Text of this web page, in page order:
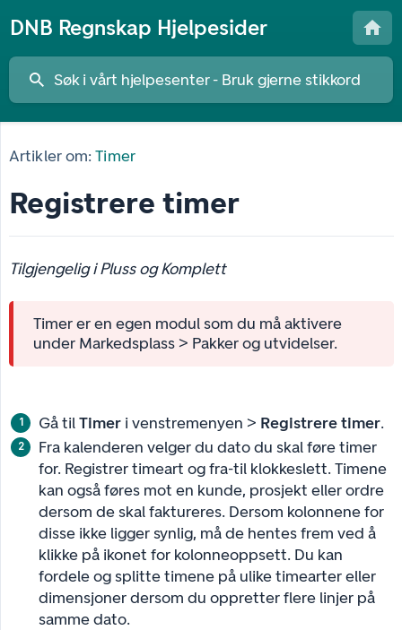
DNB Regnskap Hjelpesider
Artikler om: Timer
Registrere timer
Tilgjengelig i Pluss og Komplett
Timer er en egen modul som du må aktivere
under Markedsplass > Pakker og utvidelser.
Gå tilTimer i venstremenyen > Registrere timer.
Fra kalenderen velger du dato du skal føre timer
for. Registrer timeart og fra-til klokkeslett. Timene
kan også føres mot en kunde, prosjekt eller ordre
dersom de skal faktureres. Dersom kolonnene for
disse ikke ligger synlig, må de hentes frem ved å
klikke på ikonet for kolonneoppsett. Du kan
fordele og splitte timene på ulike timearter eller
dimensjoner dersom du oppretter flere linjer på
samme dato.